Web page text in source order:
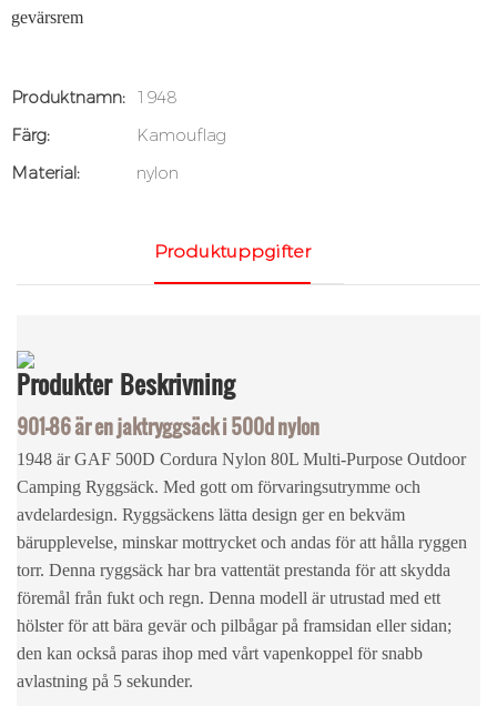
gevärsrem
Produktnamn: 1948
Färg:
Kamouflag
Material:
nylon
Produktuppgifter
Produkter Beskrivning
901-86 är en jaktryggsäck i 500d nylon
1948 är GAF 500D Cordura Nylon 80L Multi-Purpose Outdoor
Camping Ryggsäck. Med gott om förvaringsutrymme och
avdelardesign. Ryggsäckens lätta design ger en bekväm
bärupplevelse, minskar mottrycket och andas för att hålla ryggen
torr. Denna ryggsäck har bra vattentät prestanda för att skydda
föremål från fukt och regn. Denna modell är utrustad med ett
hölster för att bära gevär och pilbågar på framsidan eller sidan;
den kan också paras ihop med vårt vapenkoppel för snabb
avlastning på 5 sekunder.